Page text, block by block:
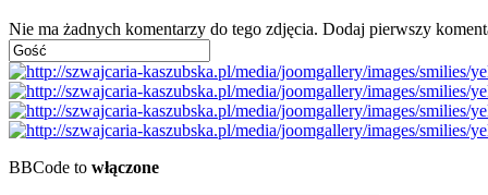
Nie ma żadnych komentarzy do tego zdjęcia. Dodaj pierwszy
BBCode to włączone